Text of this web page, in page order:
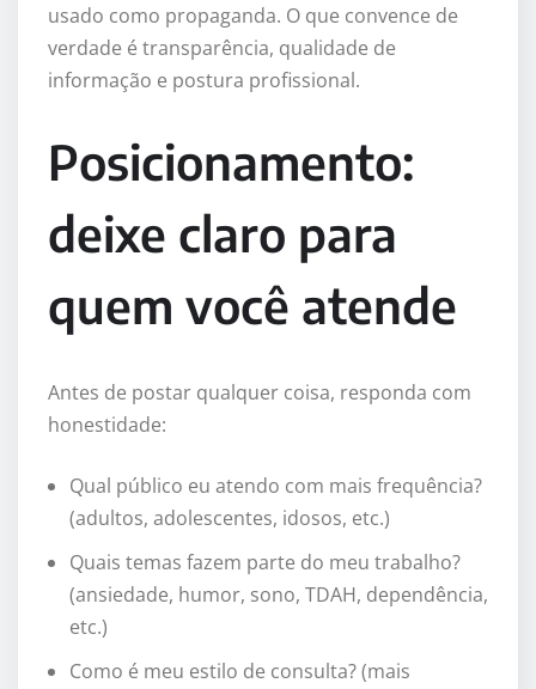
usado como propaganda. O que convence de
verdade é transparência, qualidade de
informação e postura profissional.
Posicionamento:
deixe claro para
quem você atende
Antes de postar qualquer coisa, responda com
honestidade:
Qual público eu atendo com mais frequência?
(adultos, adolescentes, idosos, etc.)
Quais temas fazem parte do meu trabalho?
(ansiedade, humor, sono, TDAH, dependência,
etc.)
Como é meu estilo de consulta? (mais